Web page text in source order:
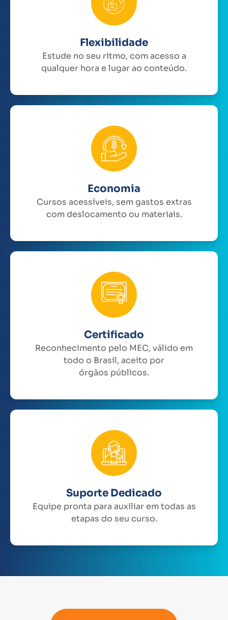
Flexibilidade
Estude no seu ritmo, com acesso a
qualquer hora e lugar ao conteúdo.
Economia
Cursos acessíveis, sem gastos extras
com deslocamento ou materiais.
Certificado
Reconhecimento pelo MEC, válido em
todo o Brasil, aceito por
órgãos públicos.
Suporte Dedicado
Equipe pronta para auxiliar em todas as
etapas do seu curso.